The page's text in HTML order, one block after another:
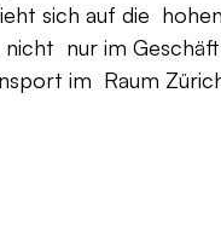
sich auf die
nur im
im Raum